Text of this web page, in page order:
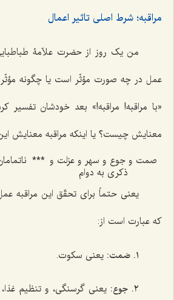
مراقبه؛ شرط اصلی تاثیر اعمال
من یک روز از حضرت علاّمۀ
عمل در چه صورت مؤثّر است یا چگونه مؤثّر
«با مراقبه! مراقبه!» بعد خودشان تفسیر
معنایش چیست؟ یا اینکه مراقبه معنایش
صمت و جوع و سهر و عزلت و
ذکری به دوام
***
یعنی حتماً برای تحقّق این مراقبه
که عبارت است از:
١. صَمت: یعنی سکوت.
٢. جوع: یعنی گرسنگی، و تنظیم